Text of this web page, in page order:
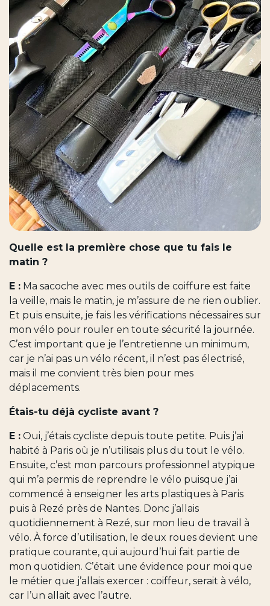
Quelle est la première chose que tu fais le
matin ?
E : Ma sacoche avec mes outils de coiffure est faite
la veille, mais le matin, je m’assure de ne rien oublier.
Et puis ensuite, je fais les vérifications nécessaires sur
mon vélo pour rouler en toute sécurité la journée.
C’est important que je l’entretienne un minimum,
car je n’ai pas un vélo récent, il n’est pas électrisé,
mais il me convient très bien pour mes
déplacements.
Étais-tu déjà cycliste avant ?
E : Oui, j’étais cycliste depuis toute petite. Puis j’ai
habité à Paris où je n’utilisais plus du tout le vélo.
Ensuite, c’est mon parcours professionnel atypique
qui m’a permis de reprendre le vélo puisque j’ai
commencé à enseigner les arts plastiques à Paris
puis à Rezé près de Nantes. Donc j’allais
quotidiennement à Rezé, sur mon lieu de travail à
vélo. À force d’utilisation, le deux roues devient une
pratique courante, qui aujourd’hui fait partie de
mon quotidien. C’était une évidence pour moi que
le métier que j’allais exercer : coiffeur, serait à vélo,
car l’un allait avec l’autre.